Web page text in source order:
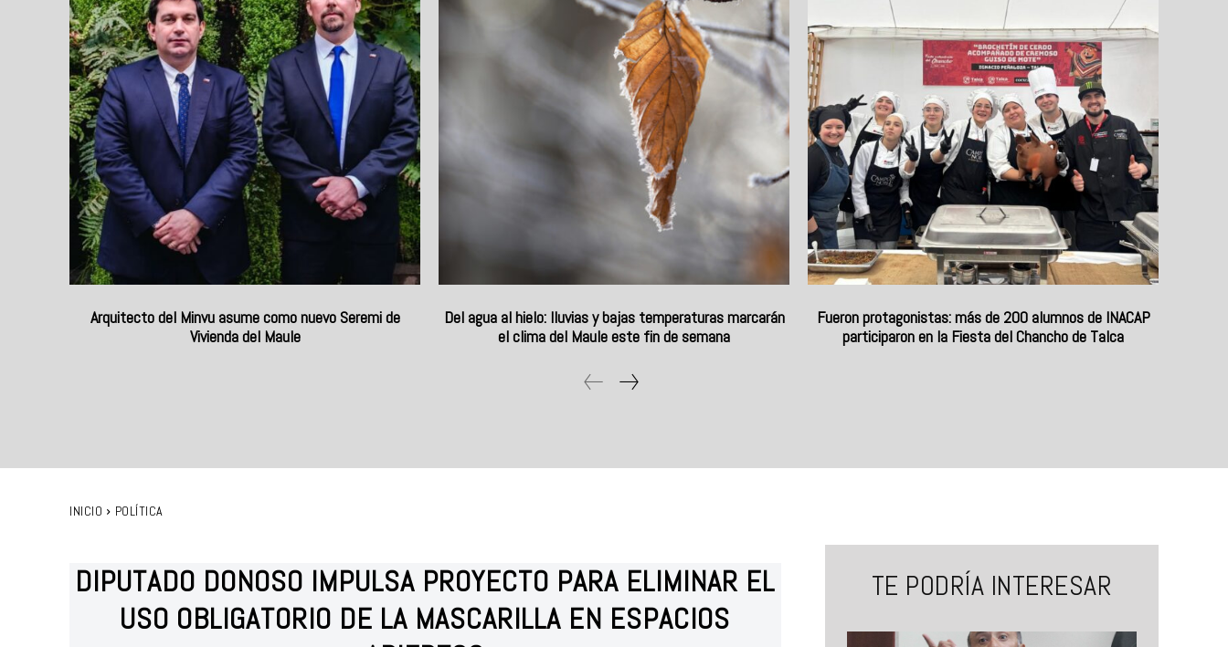
Arquitecto del Minvu asume como nuevo Seremi de
Vivienda del Maule
Del agua al hielo: lluvias y bajas temperaturas marcarán
el clima del Maule este fin de semana
Fueron protagonistas: más de 200 alumnos de INACAP
participaron en la Fiesta del Chancho de Talca